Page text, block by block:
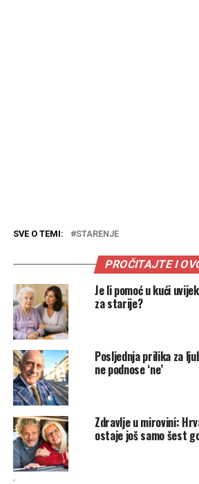
SVE O TEMI: STARENJE
PROČITAJTE I
Je li pomoć u kući
za starije?
Posljednja prilika za
ne podnose ‘ne’
Zdravlje u mirovini:
ostaje još samo šest
.